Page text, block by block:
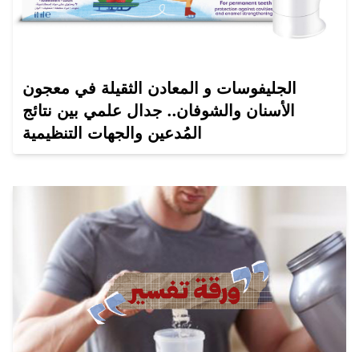
الجليفوسات و المعادن الثقيلة في معجون
الأسنان والشوفان.. جدال علمي بين نتائج
المُدعين والجهات التنظيمية